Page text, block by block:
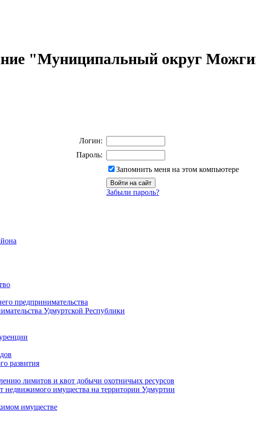
"Муниципальный округ
Логин:
Пароль:
Запомнить меня на этом компьютере
Забыли пароль?
предпринимательства
Удмуртской Республики
развития
лимитов и квот добычи охотничьих ресурсов
недвижимого имущества на территории Удмуртии
имуществе